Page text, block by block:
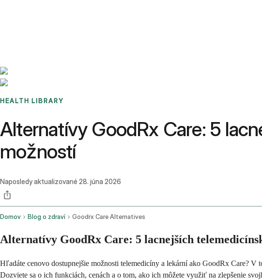
HEALTH LIBRARY
Alternatívy GoodRx Care: 5
možností
Naposledy aktualizované 28. júna 2026
Domov Blog o zdraví Goodrx Care Alternatives
Alternatívy GoodRx Care: 5 lacnejších
Hľadáte cenovo dostupnejšie možnosti telemedicíny a lekární ako GoodRx Care?
Dozviete sa o ich funkciách, cenách a o tom, ako ich môžete využiť na zlepšenie